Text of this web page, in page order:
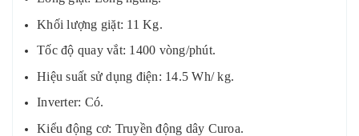
Khối lượng giặt: 11 Kg.
Tốc độ quay vắt: 1400 vòng/phút.
Hiệu suất sử dụng điện: 14.5 Wh/ kg.
Inverter: Có.
Kiểu động cơ: Truyền động dây Curoa.